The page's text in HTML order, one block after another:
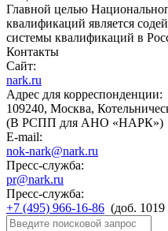
Главной целью
квалификаций является
системы квалификаций в
Контакты
Сайт:
nark.ru
Адрес для корреспонденции:
109240, Москва,
(В РСПП для АНО «НАРК»)
E-mail:
nok-nark@nark.ru
Пресс-служба:
pr@nark.ru
Пресс-служба:
+7 (495) 966-16-86 (доб.